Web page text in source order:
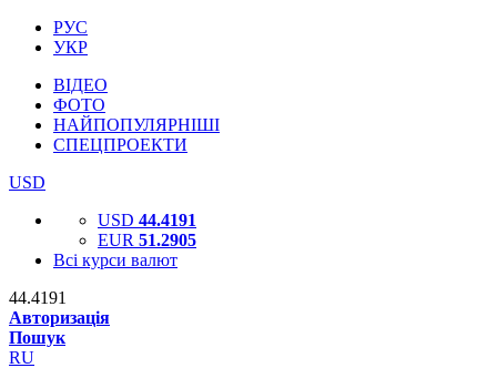
РУС
УКР
ВІДЕО
ФОТО
НАЙПОПУЛЯРНІШІ
СПЕЦПРОЕКТИ
USD
USD 44.4191
EUR 51.2905
Всі курси валют
44.4191
Авторизація
Пошук
RU